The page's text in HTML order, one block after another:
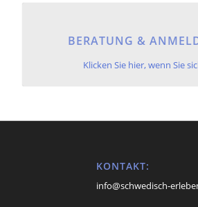
BERATUNG &
Klicken Sie hier, wenn Sie
KONTAKT:
info@schwedisch-